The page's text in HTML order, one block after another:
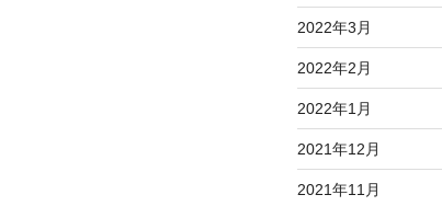
2022年3月
2022年2月
2022年1月
2021年12月
2021年11月